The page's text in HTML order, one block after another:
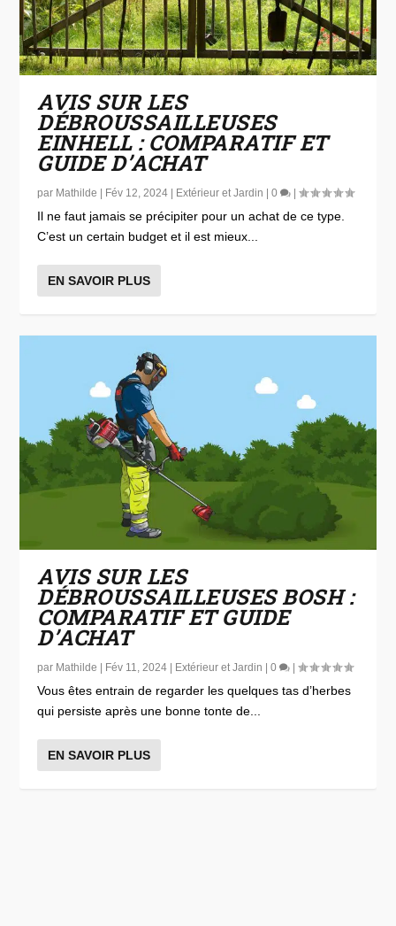
AVIS SUR LES
DÉBROUSSAILLEUSES
EINHELL : COMPARATIF ET
GUIDE D’ACHAT
par Mathilde Fév 12, 2024 Extérieur et Jardin |0 |
Il ne faut jamais se précipiter pour un achat de ce type.
C’est un certain budget et il est mieux...
EN SAVOIR PLUS
AVIS SUR LES
DÉBROUSSAILLEUSES BOSH :
COMPARATIF ET GUIDE
D’ACHAT
par Mathilde Fév 11, 2024 Extérieur et Jardin |0 |
Vous êtes entrain de regarder les quelques tas d’herbes
qui persiste après une bonne tonte de...
EN SAVOIR PLUS